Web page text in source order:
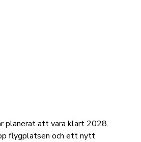
planerat att vara klart 2028.
flygplatsen och ett nytt